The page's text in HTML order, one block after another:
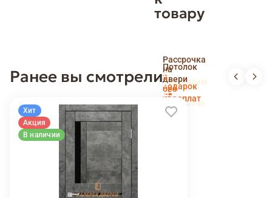
товару
пенсионерам
и
новоселам
Рассрочка
на
двери
без
переплат
Потолок
в
подарок
Доставка
и
установка
беслпатно
Ранее вы смотрели
Хит
Акция
В наличии